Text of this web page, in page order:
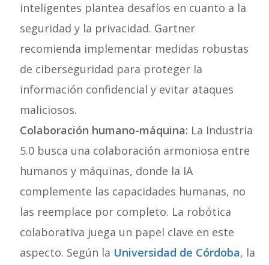
inteligentes plantea desafíos en cuanto a la
seguridad y la privacidad. Gartner
recomienda implementar medidas robustas
de ciberseguridad para proteger la
información confidencial y evitar ataques
maliciosos.
Colaboración humano-máquina: La Industria
5.0 busca una colaboración armoniosa entre
humanos y máquinas, donde la IA
complemente las capacidades humanas, no
las reemplace por completo. La robótica
colaborativa juega un papel clave en este
aspecto. Según la Universidad de Córdoba, la